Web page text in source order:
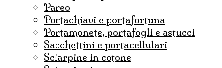
pareo
portachiavi e portafortuna
portamonete, portafogli e astucci
sacchettini e portacellulari
sciarpine in cotone